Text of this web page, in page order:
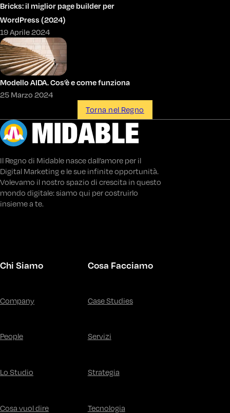
Bricks: il miglior page builder per
WordPress (2024)
19 Aprile 2024
Modello AIDA. Cos’è e come funziona
25 Marzo 2024
Torna nel Regno
Il Regno di Midable nasce dall’amore per il
Digital Marketing e le sue infinite opportunità.
Volevamo il nostro spazio di crescita in questo
mondo digitale: siamo qui per costruirlo
insieme a te.
Chi Siamo
Company
People
Lo Studio
Cosa vuol dire
Cosa Facciamo
Case Studies
Servizi
Strategia
Tecnologia